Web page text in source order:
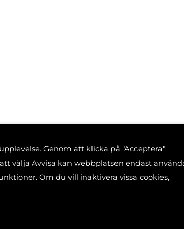
Genom att klicka på "Acceptera"
välja Avvisa kan webbplatsen endast
Om du vill inaktivera vissa cookies,